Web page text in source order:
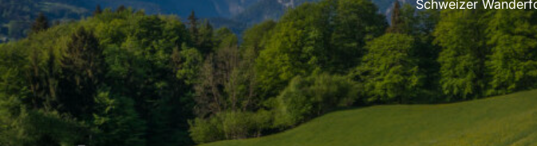
Schweizer